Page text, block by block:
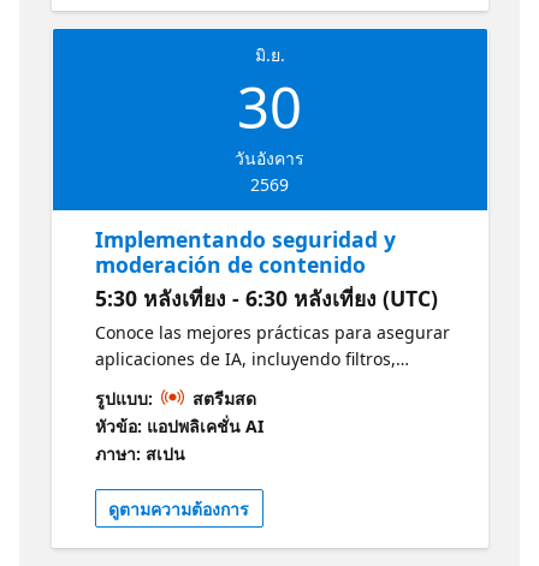
มิ.ย.
30
วันอังคาร
2569
Implementando seguridad y
moderación de contenido
5:30 หลังเที่ยง - 6:30 หลังเที่ยง (UTC)
Conoce las mejores prácticas para asegurar
aplicaciones de IA, incluyendo filtros,
moderación de contenido y estrategias para
mitigar riesgos y garantizar un uso
responsable.
รูปแบบ:
สตรีมสด
หัวข้อ: แอปพลิเคชั่น AI
ภาษา: สเปน
ดูตามความต้องการ